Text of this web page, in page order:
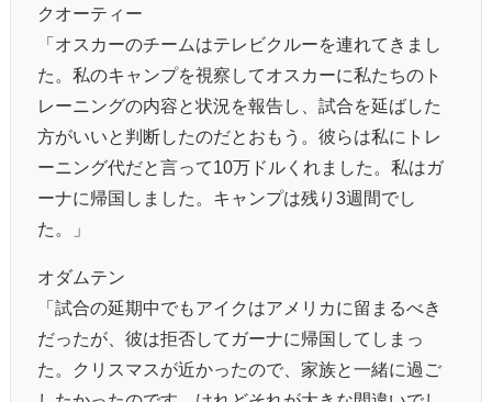
クオーティー
「オスカーのチームはテレビクルーを連れてきまし
た。私のキャンプを視察してオスカーに私たちのト
レーニングの内容と状況を報告し、試合を延ばした
方がいいと判断したのだとおもう。彼らは私にトレ
ーニング代だと言って10万ドルくれました。私はガ
ーナに帰国しました。キャンプは残り3週間でし
た。」
オダムテン
「試合の延期中でもアイクはアメリカに留まるべき
だったが、彼は拒否してガーナに帰国してしまっ
た。クリスマスが近かったので、家族と一緒に過ご